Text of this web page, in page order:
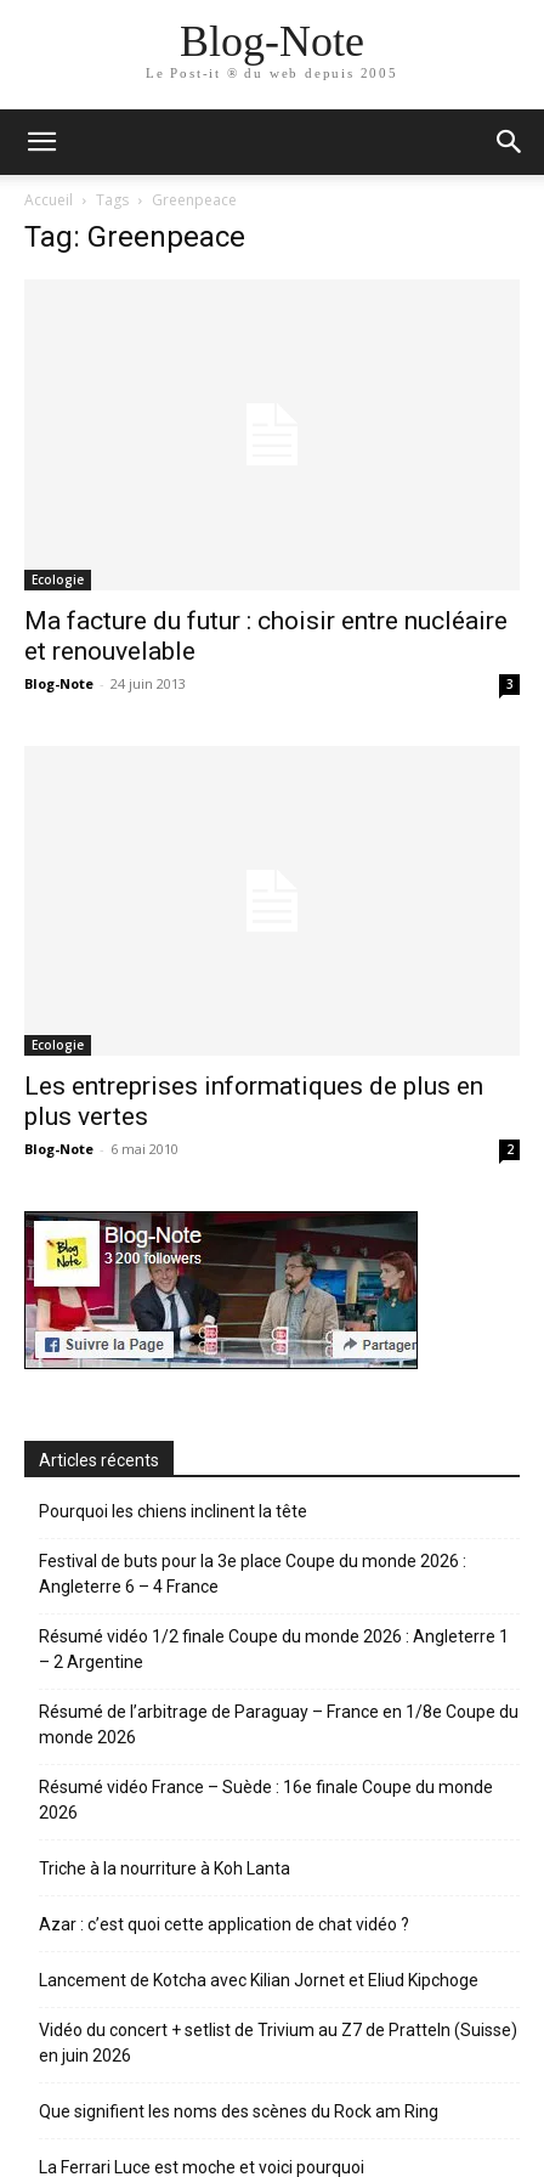
Blog-Note
Le Post-it ® du web depuis 2005
Accueil Tags Greenpeace
Tag: Greenpeace
Ecologie
Ma facture du futur : choisir entre nucléaire
et renouvelable
Blog-Note - 24 juin 2013 3
Ecologie
Les entreprises informatiques de plus en
plus vertes
Blog-Note - 6 mai 2010 2
Articles récents
Pourquoi les chiens inclinent la tête
Festival de buts pour la 3e place Coupe du monde 2026 :
Angleterre 6 – 4 France
Résumé vidéo 1/2 finale Coupe du monde 2026 : Angleterre 1
– 2 Argentine
Résumé de l’arbitrage de Paraguay – France en 1/8e Coupe du
monde 2026
Résumé vidéo France – Suède : 16e finale Coupe du monde
2026
Triche à la nourriture à Koh Lanta
Azar : c’est quoi cette application de chat vidéo ?
Lancement de Kotcha avec Kilian Jornet et Eliud Kipchoge
Vidéo du concert + setlist de Trivium au Z7 de Pratteln (Suisse)
en juin 2026
Que signifient les noms des scènes du Rock am Ring
La Ferrari Luce est moche et voici pourquoi